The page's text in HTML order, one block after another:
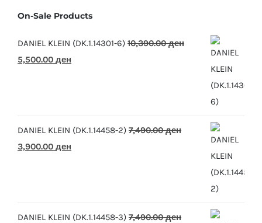
On-Sale Products
DANIEL KLEIN (DK.1.14301-6) 10,390.00ден
Original
5,500.00 ден
DANIEL KLEIN (DK.1.14458-2) 7,490.00ден
Original
3,900.00 ден
DANIEL KLEIN (DK.1.14458-3) 7,490.00ден